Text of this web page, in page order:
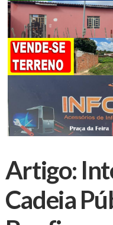
Artigo:
Cadeia